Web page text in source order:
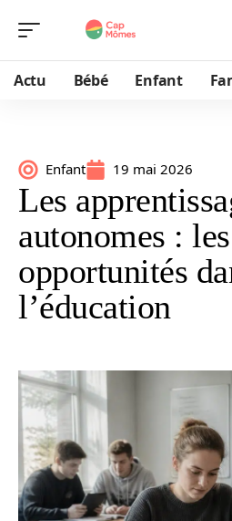
Actu Bébé Enfant
Enfant 19 mai 2026
Les
autonomes :
opportunités
l’éducation